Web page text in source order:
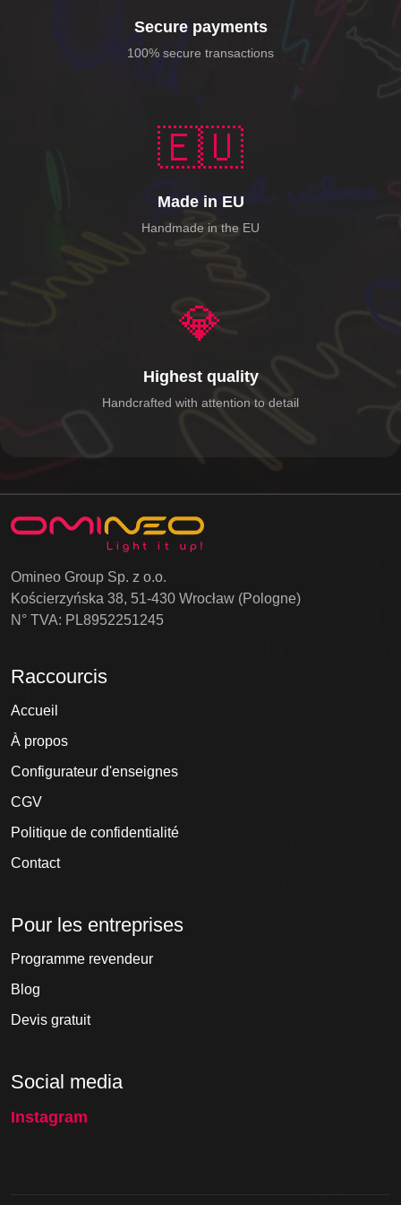
Secure payments
100% secure transactions
🇪🇺
Made in EU
Handmade in the EU
💎
Highest quality
Handcrafted with attention to detail
Omineo Group Sp. z o.o.
Kościerzyńska 38, 51-430 Wrocław (Pologne)
N° TVA: PL8952251245
Raccourcis
Accueil
À propos
Configurateur d'enseignes
CGV
Politique de confidentialité
Contact
Pour les entreprises
Programme revendeur
Blog
Devis gratuit
Social media
Instagram